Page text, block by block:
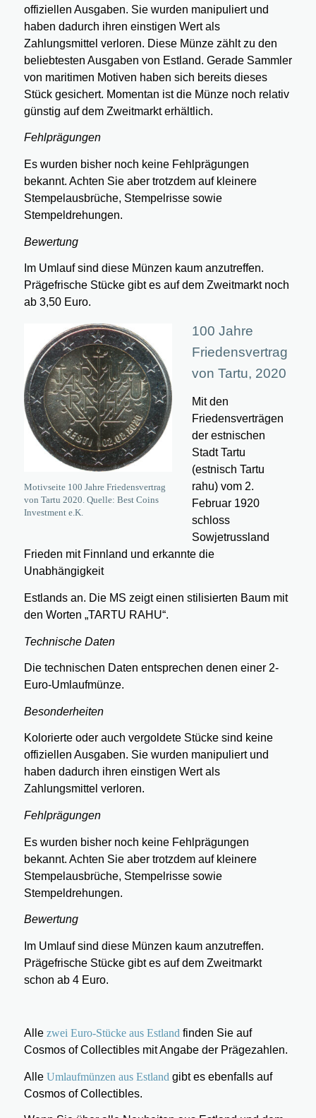
offiziellen Ausgaben. Sie wurden manipuliert und
haben dadurch ihren einstigen Wert als
Zahlungsmittel verloren. Diese Münze zählt zu den
beliebtesten Ausgaben von Estland. Gerade Sammler
von maritimen Motiven haben sich bereits dieses
Stück gesichert. Momentan ist die Münze noch relativ
günstig auf dem Zweitmarkt erhältlich.
Fehlprägungen
Es wurden bisher noch keine Fehlprägungen
bekannt. Achten Sie aber trotzdem auf kleinere
Stempelausbrüche, Stempelrisse sowie
Stempeldrehungen.
Bewertung
Im Umlauf sind diese Münzen kaum anzutreffen.
Prägefrische Stücke gibt es auf dem Zweitmarkt noch
ab 3,50 Euro.
Motivseite 100 Jahre Friedensvertrag
von Tartu 2020. Quelle: Best Coins
Investment e.K.
100 Jahre
Friedensvertrag
von Tartu, 2020
Mit den
Friedensverträgen
der estnischen
Stadt Tartu
(estnisch Tartu
rahu) vom 2.
Februar 1920
schloss
Sowjetrussland
Frieden mit Finnland und erkannte die
Unabhängigkeit
Estlands an. Die MS zeigt einen stilisierten Baum mit
den Worten „TARTU RAHU“.
Technische Daten
Die technischen Daten entsprechen denen einer 2-
Euro-Umlaufmünze.
Besonderheiten
Kolorierte oder auch vergoldete Stücke sind keine
offiziellen Ausgaben. Sie wurden manipuliert und
haben dadurch ihren einstigen Wert als
Zahlungsmittel verloren.
Fehlprägungen
Es wurden bisher noch keine Fehlprägungen
bekannt. Achten Sie aber trotzdem auf kleinere
Stempelausbrüche, Stempelrisse sowie
Stempeldrehungen.
Bewertung
Im Umlauf sind diese Münzen kaum anzutreffen.
Prägefrische Stücke gibt es auf dem Zweitmarkt
schon ab 4 Euro.
Alle zwei Euro-Stücke aus Estland finden Sie auf
Cosmos of Collectibles mit Angabe der Prägezahlen.
Alle Umlaufmünzen aus Estland gibt es ebenfalls auf
Cosmos of Collectibles.